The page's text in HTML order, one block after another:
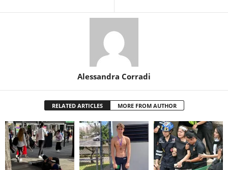
Alessandra Corradi
RELATED ARTICLES MORE FROM AUTHOR